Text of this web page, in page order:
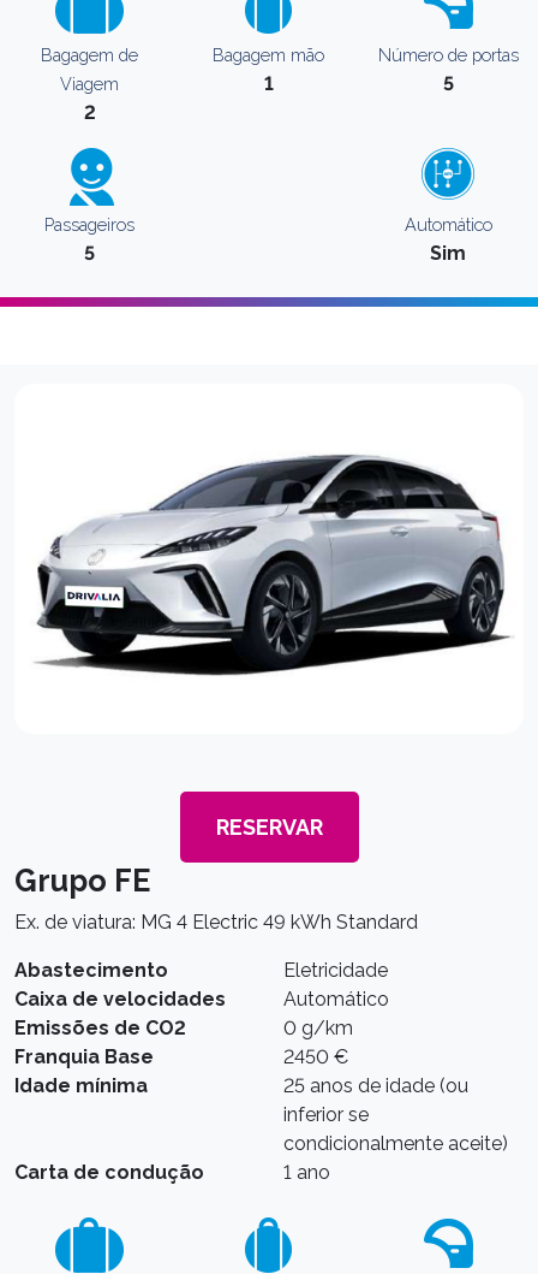
Bagagem de
Viagem
2
Bagagem mão
1
Número de portas
5
Passageiros
5
Automático
Sim
RESERVAR
Grupo FE
Ex. de viatura: MG 4 Electric 49 kWh Standard
Abastecimento
Eletricidade
Caixa de velocidades
Automático
Emissões de CO2
0 g/km
Franquia Base
2450 €
Idade mínima
25 anos de idade (ou
inferior se
condicionalmente aceite)
Carta de condução
1 ano